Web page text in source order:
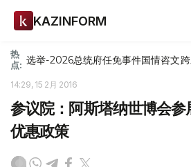
KAZINFORM
热
点: 选举-2026总统府任免事件国情咨文
14:29, 15 2月 2016
参议院：阿斯塔纳世博会
优惠政策